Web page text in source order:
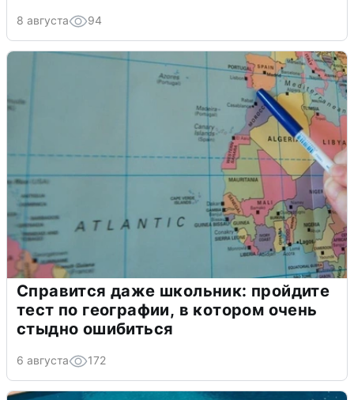
8 августа 94
Справится даже школьник: пройдите
тест по географии, в котором очень
стыдно ошибиться
6 августа 172